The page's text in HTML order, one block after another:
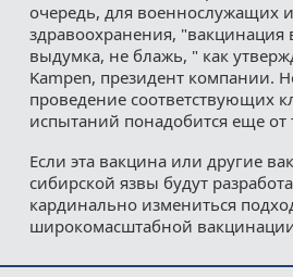
очередь, для военнослужащих
здравоохранения, "вакцинация
выдумка, не блажь, " как
Kampen, президент компании.
проведение соответствующих
испытаний понадобится еще от
Если эта вакцина или другие
сибирской язвы будут
кардинально измениться
широкомасштабной